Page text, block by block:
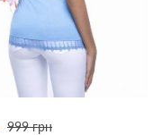
999 грн